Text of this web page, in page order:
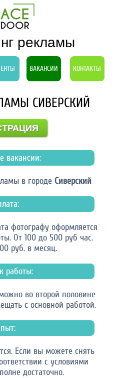
рекламы
ВАКАНСИИ КОНТАКТЫ
СИВЕРСКИЙ
вакансии:
в городе Сиверский
фотографу оформляется
От 100 до 500 руб час.
руб. в месяц.
работы:
во второй половине
с основной работой.
Если вы можете снять
с условиями
достаточно.